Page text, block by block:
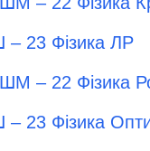
23 Фізика ЛР
– 22 Фізика
23 Фізика